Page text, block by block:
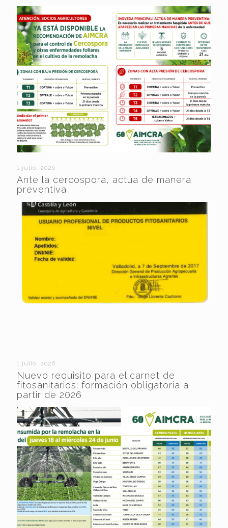
1 julio, 2026
Ante la cercospora, actúa de manera
preventiva
1 julio, 2026
Nuevo requisito para el carnet de
fitosanitarios: formación obligatoria a
partir de 2026